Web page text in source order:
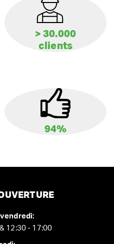
> 30.000
clients
94%
12:30 - 17:00